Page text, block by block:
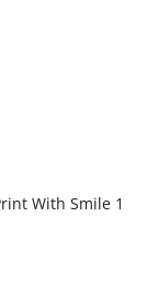
With Smile 1